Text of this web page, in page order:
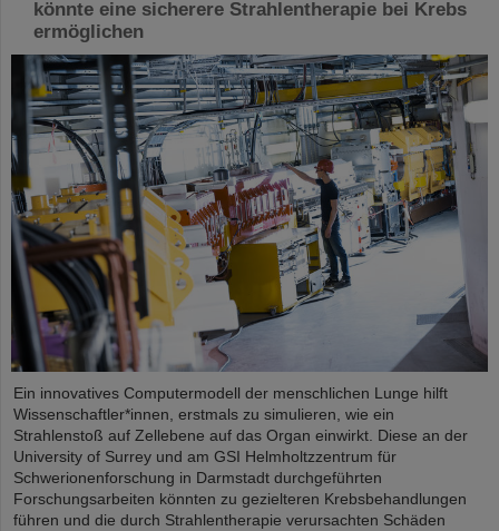
könnte eine sicherere Strahlentherapie bei Krebs
ermöglichen
Ein innovatives Computermodell der menschlichen Lunge hilft
Wissenschaftler*innen, erstmals zu simulieren, wie ein
Strahlenstoß auf Zellebene auf das Organ einwirkt. Diese an der
University of Surrey und am GSI Helmholtzzentrum für
Schwerionenforschung in Darmstadt durchgeführten
Forschungsarbeiten könnten zu gezielteren Krebsbehandlungen
führen und die durch Strahlentherapie verursachten Schäden